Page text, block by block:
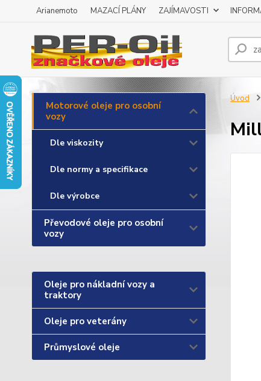
Arianemoto MAZACÍ PLÁNY ZAJÍMAVOSTI
Motorové oleje pro osobní
vozy
Dle viskozity
Dle normy a specifikace
Dle výrobce
Převodové oleje pro osobní
vozy
Oleje pro nákladní vozy a
traktory
Oleje pro veterány
Průmyslové oleje
Úvod